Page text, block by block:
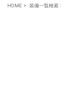
HOME > 装備一覧検索